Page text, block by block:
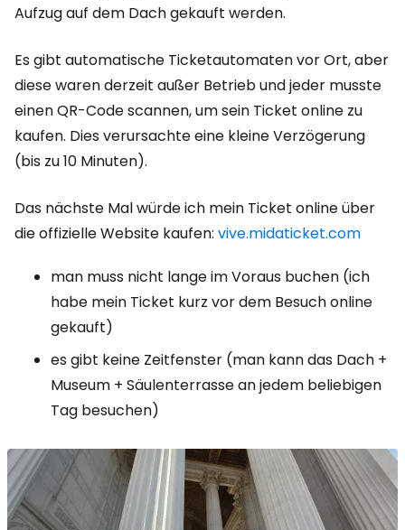
Aufzug auf dem Dach gekauft werden.
Es gibt automatische Ticketautomaten vor Ort, aber
diese waren derzeit außer Betrieb und jeder musste
einen QR-Code scannen, um sein Ticket online zu
kaufen. Dies verursachte eine kleine Verzögerung
(bis zu 10 Minuten).
Das nächste Mal würde ich mein Ticket online über
die offizielle Website kaufen: vive.midaticket.com
man muss nicht lange im Voraus buchen (ich
habe mein Ticket kurz vor dem Besuch online
gekauft)
es gibt keine Zeitfenster (man kann das Dach +
Museum + Säulenterrasse an jedem beliebigen
Tag besuchen)